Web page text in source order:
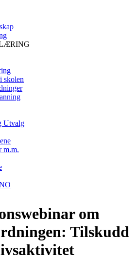
skolen
Utvalg
m.m.
om
Tilskudd